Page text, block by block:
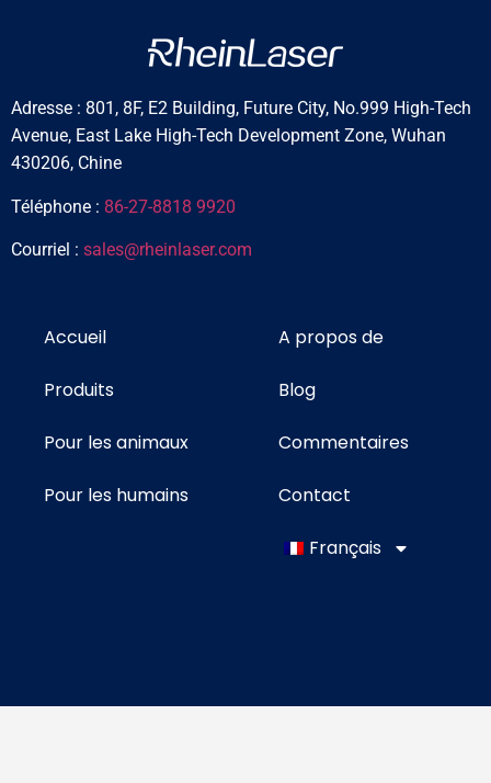
Adresse : 801, 8F, E2 Building, Future City, No.999 High-Tech
Avenue, East Lake High-Tech Development Zone, Wuhan
430206, Chine
Téléphone : 86-27-8818 9920
Courriel : sales@rheinlaser.com
Accueil
Produits
Pour les animaux
Pour les humains
A propos de
Blog
Commentaires
Contact
Français